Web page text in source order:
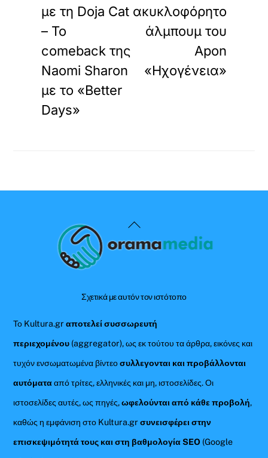
με τη Doja Cat
– Το
comeback της
Naomi Sharon
με το «Better
Days»
ακυκλοφόρητο
άλμπουμ του
Apon
«Ηχογένεια»
Back
To
Σχετικά με αυτόν τον ιστότοπο
Το Kultura.grαποτελεί συσσωρευτή
περιεχομένου (aggregator), ως εκ τούτου τα άρθρα, εικόνες και
τυχόν ενσωματωμένα βίντεοσυλλεγονται και προβάλλονται
αυτόματααπό τρίτες, ελληνικές και μη, ιστοσελίδες. Οι
ιστοσελίδες αυτές, ως πηγές,ωφελούνται από κάθε προβολή,
καθώς η εμφάνιση στο Kultura.gr συνεισφέρει στην
επισκεψιμότητά τους και στη βαθμολογία SEO (Google